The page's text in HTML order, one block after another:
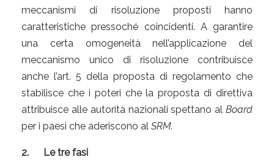
meccanismi di risoluzione proposti hanno
caratteristiche pressoché coincidenti. A garantire
una certa omogeneità nell’applicazione del
meccanismo unico di risoluzione contribuisce
anche l’art. 5 della proposta di regolamento che
stabilisce che i poteri che la proposta di direttiva
attribuisce alle autorità nazionali spettano al Board
per i paesi che aderiscono al SRM.
2. Le tre fasi